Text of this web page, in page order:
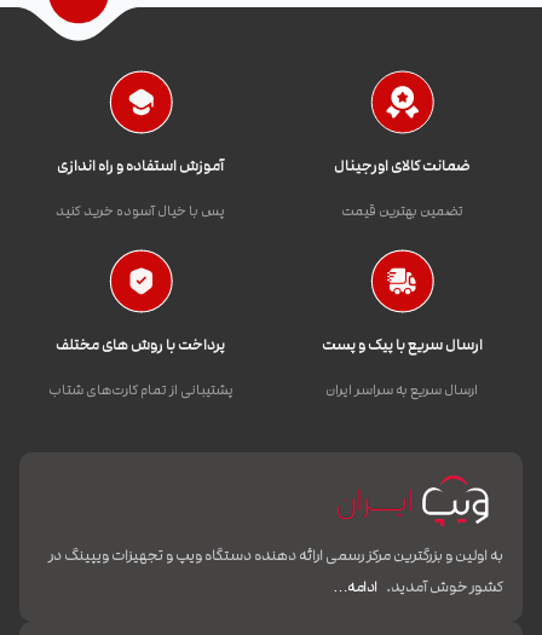
ضمانت کالای اورجینال
تضمین بهترین قیمت
آموزش استفاده و راه اندازی
پس با خیال آسوده خرید کنید
ارسال سریع با پیک و پست
ارسال سریع به سراسر ایران
پرداخت با روش های مختلف
پشتیبانی از تمام کارت‌های شتاب
به اولین و بزرگترین مرکز رسمی ارائه دهنده دستگاه ویپ و تجهیزات ویپینگ در
کشور خوش آمدید. ادامه…